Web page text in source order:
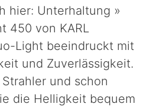
hier: Unterhaltung »
450 von KARL
Light beeindruckt mit
und Zuverlässigkeit.
und schon
die Helligkeit bequem